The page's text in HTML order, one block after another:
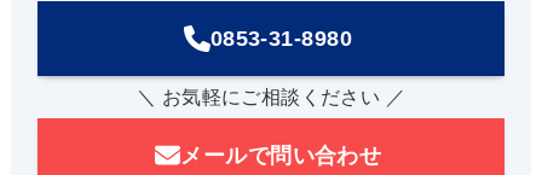
0853-31-8980
＼ お気軽にご相談ください ／
メールで問い合わせ